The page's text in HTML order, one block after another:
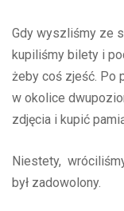
Gdy wyszliśmy ze
kupiliśmy bilety i
żeby coś zjeść. Po
w okolice
zdjęcia i kupić
Niestety,
był zadowolony.